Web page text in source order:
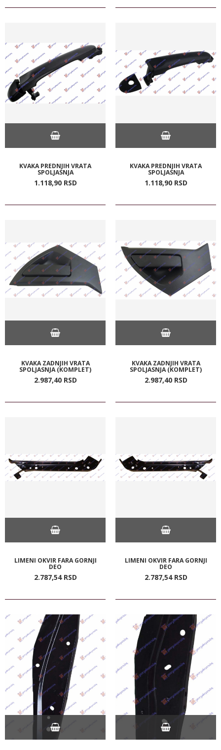
KVAKA PREDNJIH VRATA
SPOLJASNJA
1.118,90 RSD
KVAKA PREDNJIH VRATA
SPOLJASNJA
1.118,90 RSD
KVAKA ZADNJIH VRATA
SPOLJASNJA (KOMPLET)
2.987,40 RSD
KVAKA ZADNJIH VRATA
SPOLJASNJA (KOMPLET)
2.987,40 RSD
LIMENI OKVIR FARA GORNJI
DEO
2.787,54 RSD
LIMENI OKVIR FARA GORNJI
DEO
2.787,54 RSD